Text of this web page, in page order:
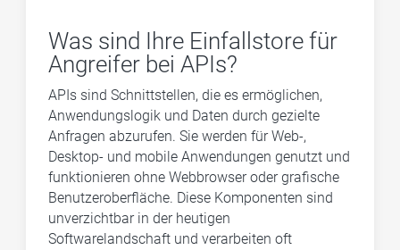
Was sind Ihre Einfallstore für
Angreifer bei APIs?
APIs sind Schnittstellen, die es ermöglichen,
Anwendungslogik und Daten durch gezielte
Anfragen abzurufen. Sie werden für Web-,
Desktop- und mobile Anwendungen genutzt und
funktionieren ohne Webbrowser oder grafische
Benutzeroberfläche. Diese Komponenten sind
unverzichtbar in der heutigen
Softwarelandschaft und verarbeiten oft